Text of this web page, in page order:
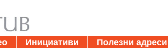
Инициативи Полезни адреси